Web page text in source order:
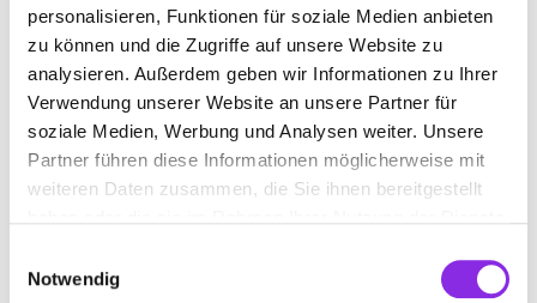
personalisieren, Funktionen für soziale Medien anbieten
zu können und die Zugriffe auf unsere Website zu
analysieren. Außerdem geben wir Informationen zu Ihrer
Verwendung unserer Website an unsere Partner für
soziale Medien, Werbung und Analysen weiter. Unsere
Partner führen diese Informationen möglicherweise mit
weiteren Daten zusammen, die Sie ihnen bereitgestellt
Notwendig
Finden
TAUBERBISCHOFSHEIM